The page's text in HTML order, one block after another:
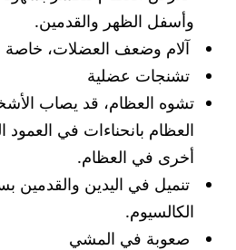
وأسفل الظهر والقدمين.
آلام وضعف العضلات، خاصة
تشنجات عضلية
تشوه العظام، قد يصاب
العظام بانحناءات في
أخرى في العظام.
تنميل في اليدين
الكالسيوم.
صعوبة في المشي